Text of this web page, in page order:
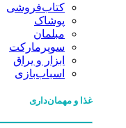
کتاب‌فروشی
پوشاک
مبلمان
سوپرمارکت
ابزار و یراق
اسباب‌بازی
غذا و مهمان‌داری